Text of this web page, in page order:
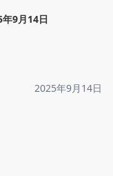
年9月14日
2025年9月14日